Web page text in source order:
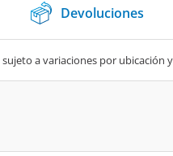
Devoluciones
a variaciones por ubicación